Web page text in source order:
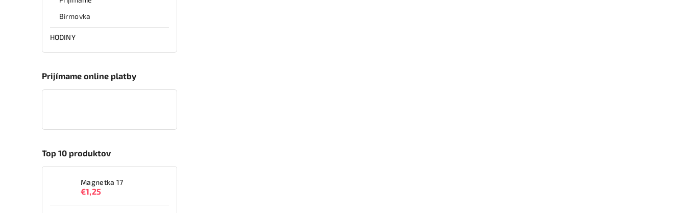
Birmovka
HODINY
Prijímame online platby
Top 10 produktov
Magnetka 17
€1,25